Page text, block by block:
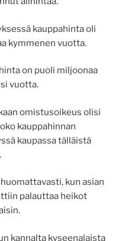
kauppahinta oli
kymmenen vuotta.
on puoli miljoonaa
vuotta.
omistusoikeus olisi
kauppahinnan
kaupassa tälläistä
kun asian
palauttaa heikot
kannalta kyseenalaista